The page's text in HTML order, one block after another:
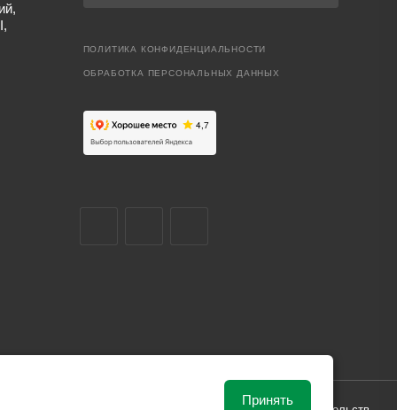
ПОЛИТИКА КОНФИДЕНЦИАЛЬНОСТИ
ОБРАБОТКА ПЕРСОНАЛЬНЫХ ДАННЫХ
Принять